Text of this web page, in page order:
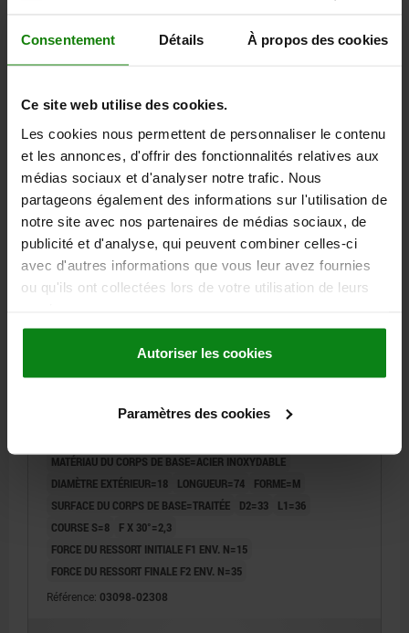
Consentement Détails À propos des cookies
Ce site web utilise des cookies.
Les cookies nous permettent de personnaliser le contenu
et les annonces, d'offrir des fonctionnalités relatives aux
médias sociaux et d'analyser notre trafic. Nous
partageons également des informations sur l'utilisation de
notre site avec nos partenaires de médias sociaux, de
publicité et d'analyse, qui peuvent combiner celles-ci
avec d'autres informations que vous leur avez fournies
ou qu'ils ont collectées lors de votre utilisation de leurs
Autoriser les cookies
Paramètres des cookies
FORCE DU RESSORT INITIALE F1 ENV. N=6
FORCE DU RESSORT FINALE F2 ENV. N=14
22,01 €
hors frais d’envoi
03098 M
TRAITÉE, COMP:THERMOPLASTIQUE GRIS FONCÉ
MATÉRIAU DU CORPS DE BASE=ACIER INOXYDABLE
DIAMÈTRE EXTÉRIEUR=18
LONGUEUR=74
FORME=M
SURFACE DU CORPS DE BASE=TRAITÉE
D2=33
L1=36
COURSE S=8
F X 30°=2,3
FORCE DU RESSORT INITIALE F1 ENV. N=15
FORCE DU RESSORT FINALE F2 ENV. N=35
Référence: 03098-02308